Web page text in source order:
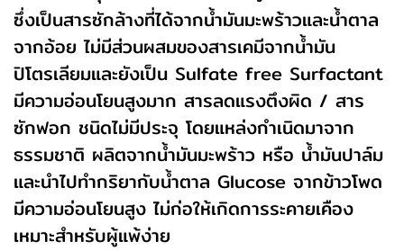
ซึ่งเป็นสารซักล้างที่ได้จากน้ำมันมะพร้าวและน้ำตาล
จากอ้อย ไม่มีส่วนผสมของสารเคมีจากน้ำมัน
ปิโตรเลียมและยังเป็น Sulfate free Surfactant
มีความอ่อนโยนสูงมาก สารลดแรงตึงผิด / สาร
ซักฟอก ชนิดไม่มีประจุ โดยแหล่งกำเนิดมาจาก
ธรรมชาติ ผลิตจากน้ำมันมะพร้าว หรือ น้ำมันปาล์ม
และนำไปทำกริยากับน้ำตาล Glucose จากข้าวโพด
มีความอ่อนโยนสูง ไม่ก่อให้เกิดการระคายเคือง
เหมาะสำหรับผู้แพ้ง่าย